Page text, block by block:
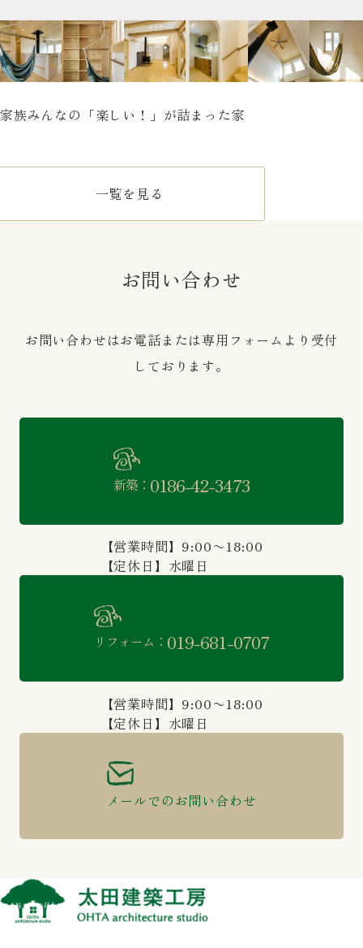
家族みんなの「楽しい！」が詰まった家
一覧を見る
お問い合わせ
お問い合わせはお電話または専用フォームより受付
しております。
新築： 0186-42-3473
【営業時間】9:00〜18:00
【定休日】水曜日
リフォーム： 019-681-0707
【営業時間】9:00〜18:00
【定休日】水曜日
メールでのお問い合わせ